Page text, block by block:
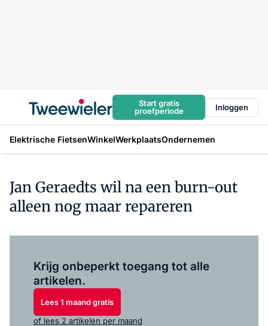
Start gratis
proefperiode
Inloggen
Elektrische FietsenWinkelWerkplaatsOndernemen
Jan Geraedts wil na een burn-out
alleen nog maar repareren
Krijg onbeperkt toegang tot alle
artikelen.
Lees 1 maand gratis
of lees 2 artikelen per maand